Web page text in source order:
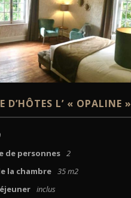
D’HÔTES L’ « OPALINE »
de personnes 2
la chambre 35 m2
inclus